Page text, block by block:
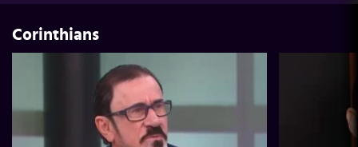
Corinthians